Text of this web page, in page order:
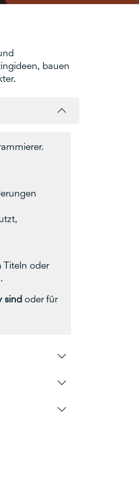
bauen
Titeln oder
sind oder für